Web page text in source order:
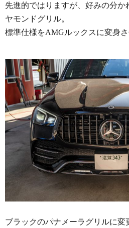
先進的ではりますが、好みの分か
ヤモンドグリル。
標準仕様をAMGルックスに変身さ
ブラックのパナメーラグリルに変